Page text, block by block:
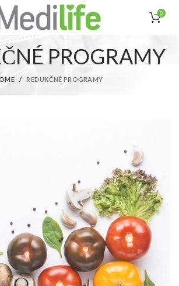
0
PROGRAMY
REDUKČNÉ PROGRAMY